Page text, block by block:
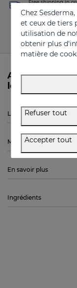
Free shipping in
100 €
Avez-vous
le
Le MELATONIN
Mode d'emploi
En savoir plus
Ingrédients
Chez
et ceux de tiers
utilisation de
obtenir plus
matière de
Refuser tout
Accepter tout